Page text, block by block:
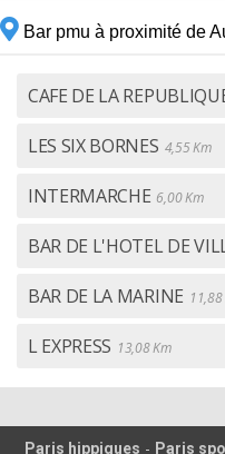
Bar pmu à proximité de
CAFE DE LA
LES SIX BORNES 4,55 Km
INTERMARCHE 6,00 Km
BAR DE L'HOTEL DE
BAR DE LA MARINE 11,88
L EXPRESS 13,08 Km
Paris hippiques - Paris